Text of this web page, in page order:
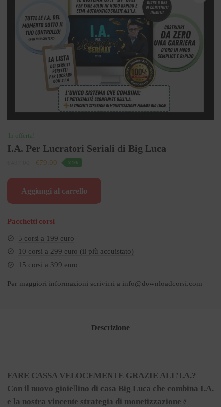
In offerta!
I.A. Per Lucratori Seriali di Big Luca
Il
era:
€79.00
è:
-84%
Aggiungi al carrello
Pacchetti corsi
5 corsi a 199 euro
10 corsi a 299 euro (il più acquistato)
15 corsi a 399 euro
Per maggiori informazioni scrivimi a info@downloadcorsi.com
Descrizione
FARE CASSA VELOCEMENTE GRAZIE ALL’I.A.?
Con il nuovo gioiellino di casa Big Luca che combina I.A.
e la nostra vincente strategia di monetizzazione è